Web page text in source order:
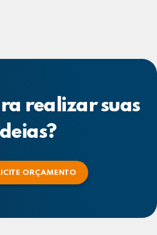
realizar suas
ORÇAMENTO